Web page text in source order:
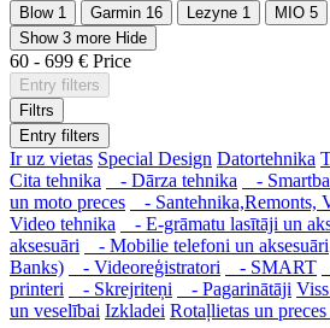
Blow 1 Garmin 16 Lezyne 1 MIO 5
Show 3 more Hide
60 - 699 € Price
Entry filters
Filtrs
Entry filters
Ir uz vietas Special Design Datortehnika
Cita tehnika
- Dārza tehnika -
un moto preces
- Santehnika,Remonts,
Video tehnika
- E-grāmatu lasītāji un
aksesuāri
- Mobilie telefoni un aksesuāri
Banks)
- Videoreģistratori - SMART
printeri
- Skrejriteņi - Pagarinātāji
un veselībai Izkladei Rotaļlietas un